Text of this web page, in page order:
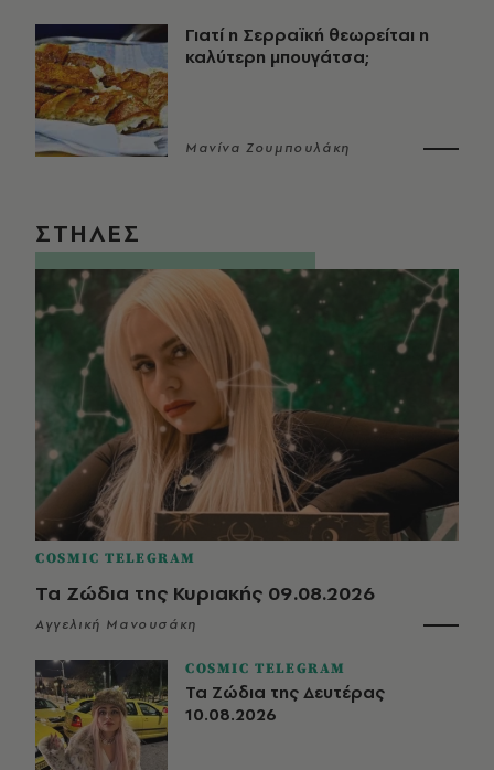
Γιατί η Σερραϊκή θεωρείται η
καλύτερη μπουγάτσα;
Μανίνα Ζουμπουλάκη
ΣΤΗΛΕΣ
COSMIC TELEGRAM
Τα Ζώδια της Κυριακής 09.08.2026
Αγγελική Μανουσάκη
COSMIC TELEGRAM
Τα Ζώδια της Δευτέρας
10.08.2026